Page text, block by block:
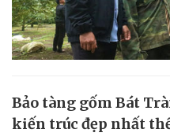
Bảo tàng gốm Bát
kiến trúc đẹp nhất